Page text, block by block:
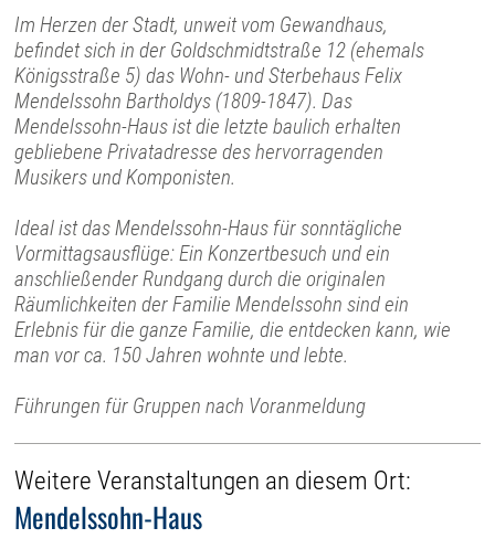
Im Herzen der Stadt, unweit vom Gewandhaus,
befindet sich in der Goldschmidtstraße 12 (ehemals
Königsstraße 5) das Wohn- und Sterbehaus Felix
Mendelssohn Bartholdys (1809-1847). Das
Mendelssohn-Haus ist die letzte baulich erhalten
gebliebene Privatadresse des hervorragenden
Musikers und Komponisten.
Ideal ist das Mendelssohn-Haus für sonntägliche
Vormittagsausflüge: Ein Konzertbesuch und ein
anschließender Rundgang durch die originalen
Räumlichkeiten der Familie Mendelssohn sind ein
Erlebnis für die ganze Familie, die entdecken kann, wie
man vor ca. 150 Jahren wohnte und lebte.
Führungen für Gruppen nach Voranmeldung
Weitere Veranstaltungen an diesem Ort:
Mendelssohn-Haus